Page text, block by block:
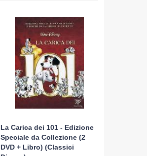
La Carica dei 101 - Edizione
Speciale da Collezione (2
DVD + Libro) (Classici